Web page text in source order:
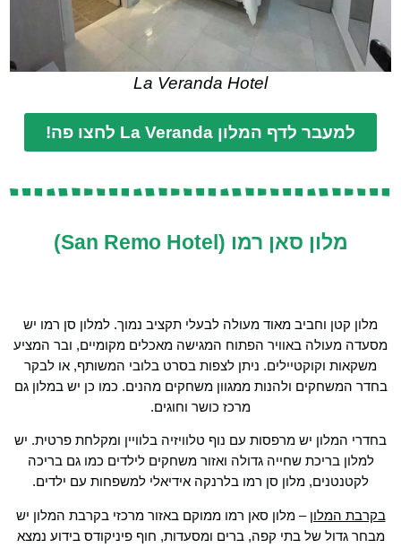
La Veranda Hotel
למעבר לדף המלון La Veranda לחצו פה!
מלון סאן רמו (San Remo Hotel)
מלון קטן וחביב מאוד מעולה לבעלי תקציב נמוך. למלון סן רמו יש
מסעדה מעולה באוויר הפתוח המגישה מאכלים מקומיים, ובר המציע
משקאות וקוקטיילים. ניתן לצפות בסרט בלובי המשותף, או לבקר
בחדר המשחקים ולהנות ממגוון משחקים מהנים. כמו כן יש במלון גם
מרכז כושר וחוגים.
בחדרי המלון יש מרפסות עם נוף טלוויזיה בלוויין ומקלחת פרטית. יש
למלון בריכת שחייה גדולה ואזור משחקים לילדים כמו גם בריכה
לקטנטנים, מלון סן רמו בלרנקה אידיאלי למשפחות עם ילדים.
בקרבת המלון – מלון סאן רמו ממוקם באזור מרכזי בקרבת המלון יש
מבחר גדול של בתי קפה, ברים ומסעדות, חוף פיניקודס בידוע נמצא